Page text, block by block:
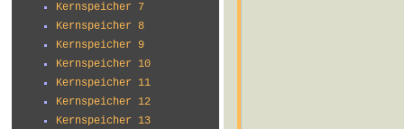
Kernspeicher 7
Kernspeicher 8
Kernspeicher 9
Kernspeicher 10
Kernspeicher 11
Kernspeicher 12
Kernspeicher 13